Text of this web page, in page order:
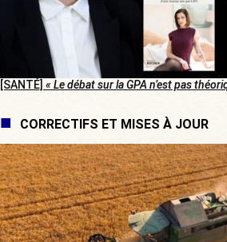
[SANTÉ] « Le débat sur la GPA n’est pas
CORRECTIFS ET MISES À JOUR